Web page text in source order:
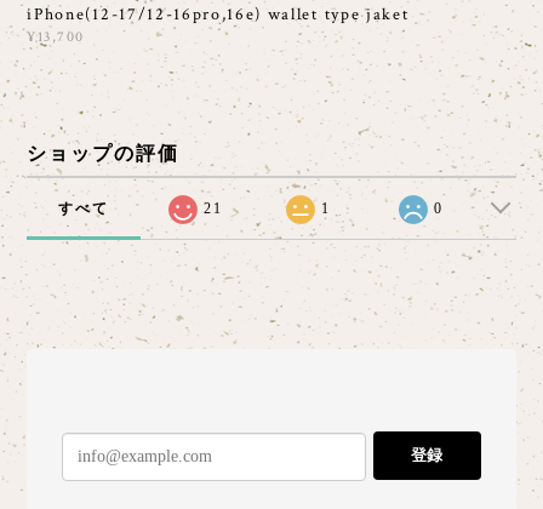
iPhone(12-17/12-16pro,16e) wallet type jaket
¥13,700
ショップの評価
すべて 21 1 0
登録